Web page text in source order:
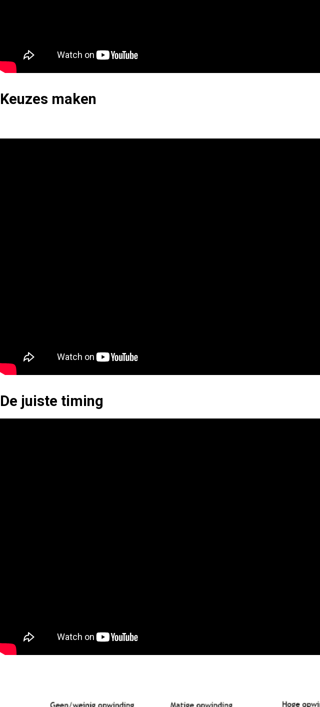
Keuzes maken
De juiste timing